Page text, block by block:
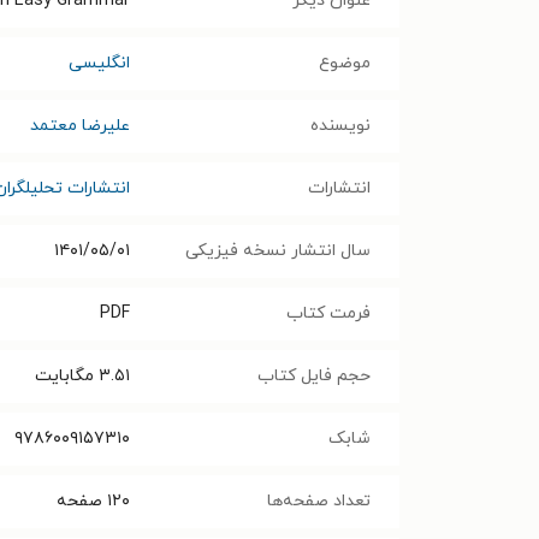
موضوع انگلیسی
نویسنده علیرضا معتمد
انتشارات انتشارات
سال انتشار نسخه فیزیکی ۱۴۰۱/۰۵/۰۱
فرمت کتاب PDF
حجم فایل کتاب ۳.۵۱ مگابایت
شابک ۹۷۸۶۰۰۹۱۵۷۳۱۰
تعداد صفحه‌ها ۱۲۰ صفحه